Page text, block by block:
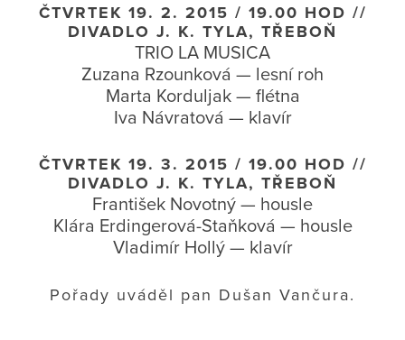
ČTVRTEK 19. 2. 2015 / 19.00 HOD //
DIVADLO J. K. TYLA, TŘEBOŇ
TRIO LA MUSICA
Zuzana Rzounková — lesní roh
Marta Korduljak — flétna
Iva Návratová — klavír
ČTVRTEK 19. 3. 2015 / 19.00 HOD //
DIVADLO J. K. TYLA, TŘEBOŇ
František Novotný — housle
Klára Erdingerová-Staňková — housle
Vladimír Hollý — klavír
Pořady uváděl pan Dušan Vančura.